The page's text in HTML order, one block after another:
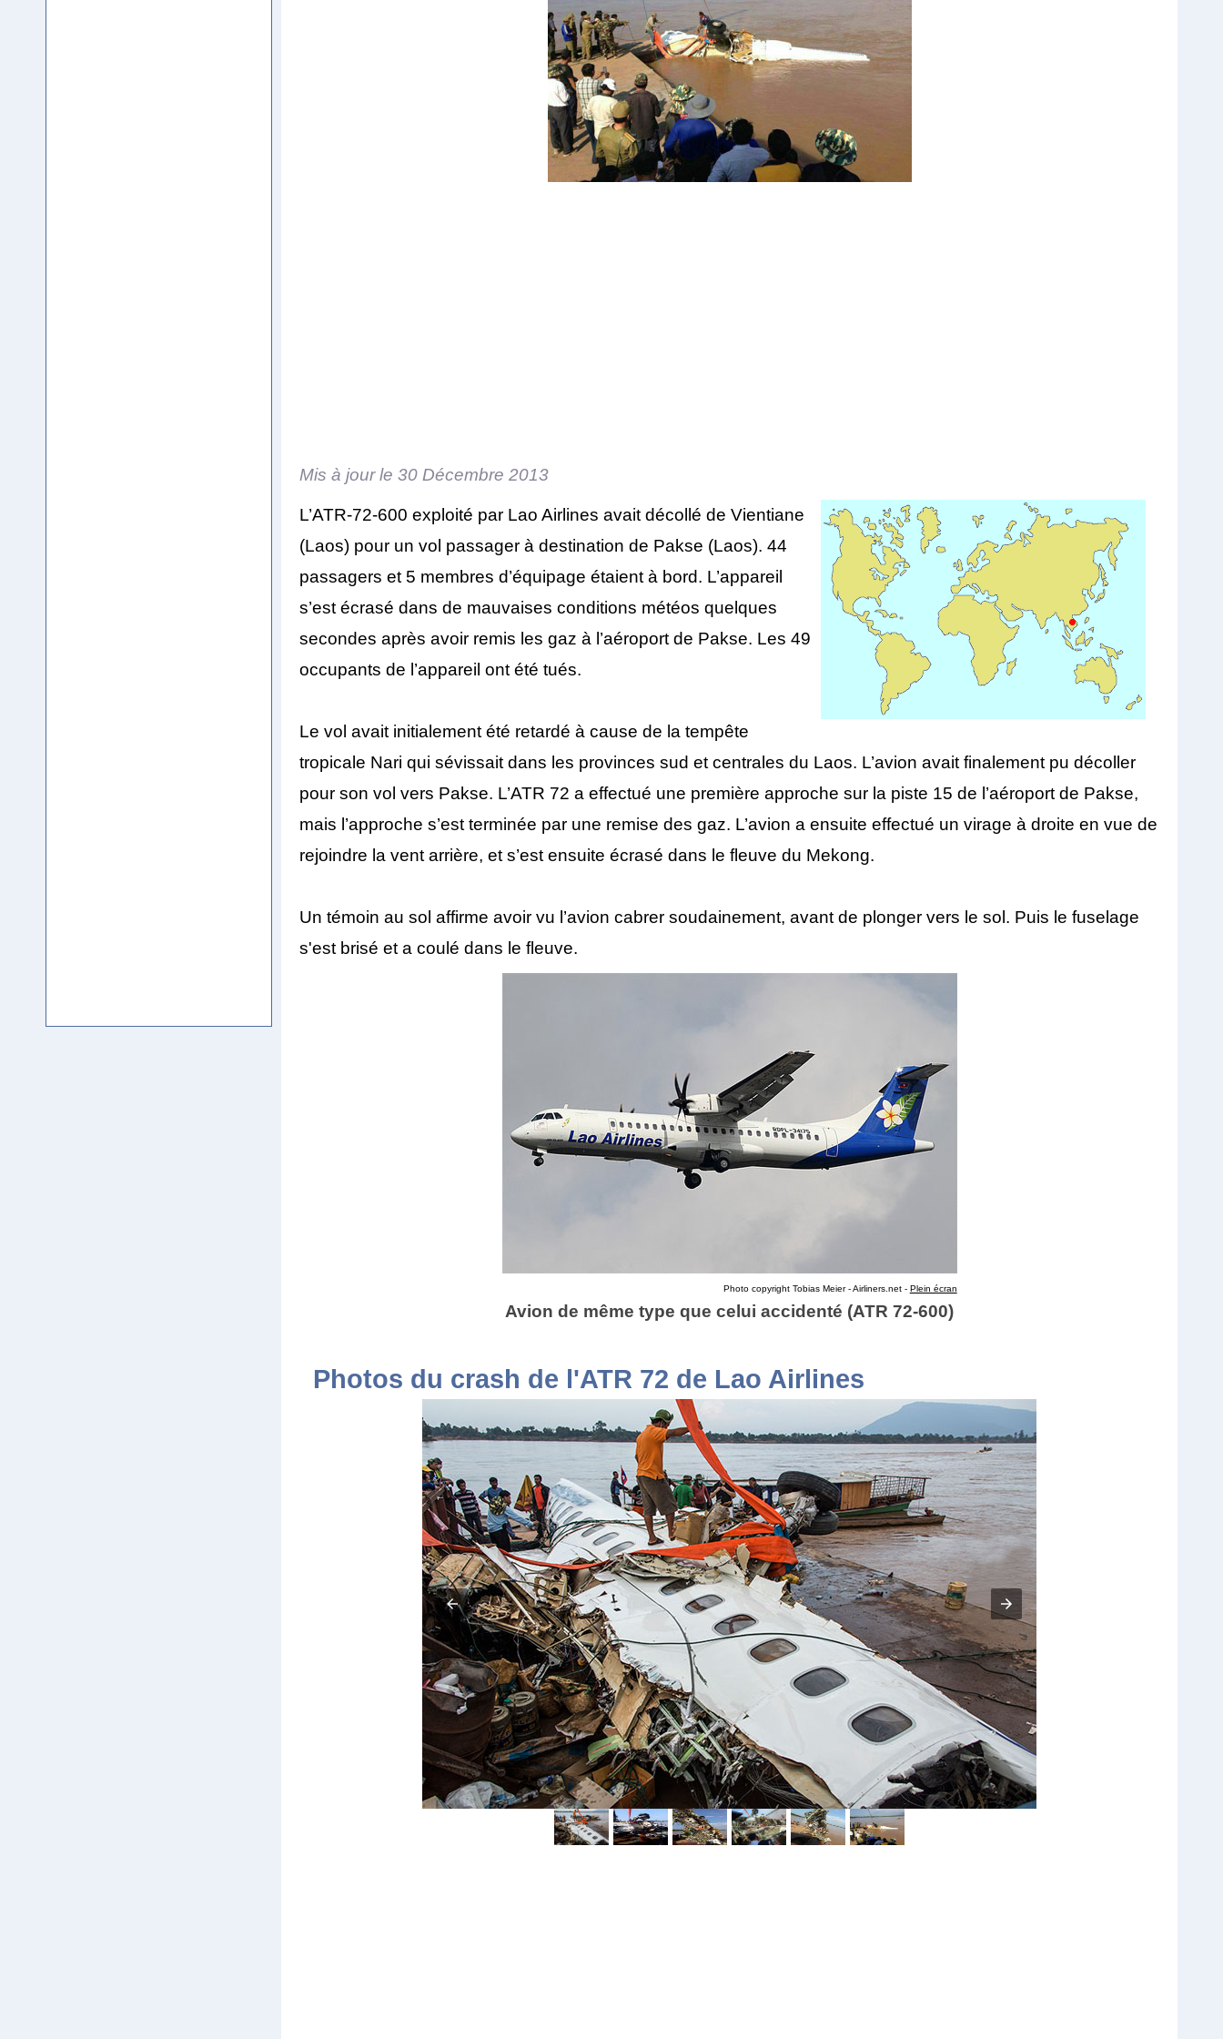
Mis à jour le30 Décembre 2013
L’ATR-72-600 exploité par Lao Airlines avait décollé de Vientiane
(Laos) pour un vol passager à destination de Pakse (Laos). 44
passagers et 5 membres d’équipage étaient à bord. L’appareil
s’est écrasé dans de mauvaises conditions météos quelques
secondes après avoir remis les gaz à l’aéroport de Pakse. Les 49
occupants de l’appareil ont été tués.
Le vol avait initialement été retardé à cause de la tempête
tropicale Nari qui sévissait dans les provinces sud et centrales du Laos. L’avion avait finalement pu décoller
pour son vol vers Pakse. L’ATR 72 a effectué une première approche sur la piste 15 de l’aéroport de Pakse,
mais l’approche s’est terminée par une remise des gaz. L’avion a ensuite effectué un virage à droite en vue de
rejoindre la vent arrière, et s’est ensuite écrasé dans le fleuve du Mekong.
Un témoin au sol affirme avoir vu l’avion cabrer soudainement, avant de plonger vers le sol. Puis le fuselage
s'est brisé et a coulé dans le fleuve.
Photo copyright Tobias Meier - Airliners.net - Plein écran
Avion de même type que celui accidenté (ATR 72-600)
Photos du crash de l'ATR 72 de Lao Airlines